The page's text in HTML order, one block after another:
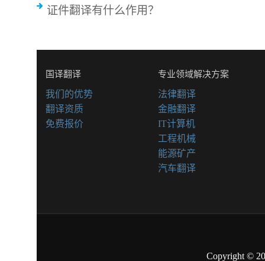
证件翻译有什么作用？
国译翻译
我们的优势
翻译资质
免费报价
专业领域解决方案
法律翻译
金融翻译
IT计算机
工程机械
能源矿产
汽车翻译
Copyright ©